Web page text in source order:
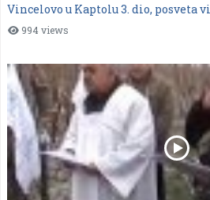
Vincelovo u Kaptolu 3. dio, posveta
994 views